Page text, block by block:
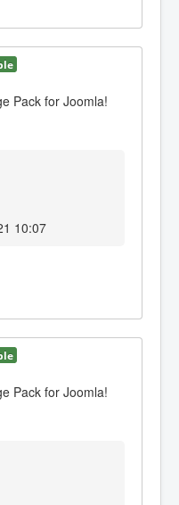
Pack for Joomla!
10:07
Pack for Joomla!